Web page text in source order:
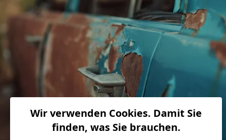
Wir verwenden Cookies. Damit Sie
finden, was Sie brauchen.